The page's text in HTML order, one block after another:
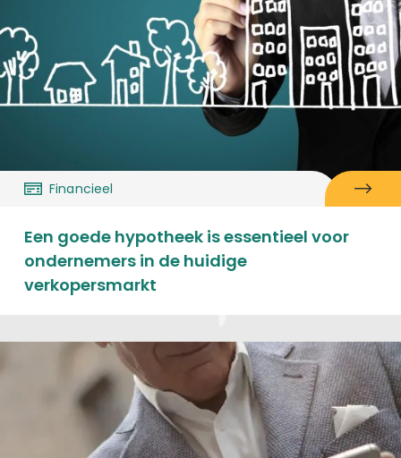
Financieel
Een goede hypotheek is essentieel voor
ondernemers in de huidige
verkopersmarkt